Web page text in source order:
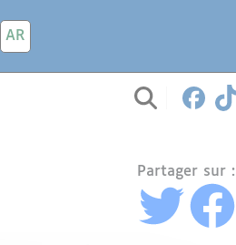
AR
Partager sur :